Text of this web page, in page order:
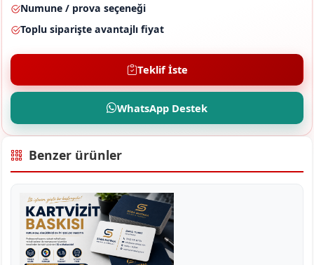
Numune / prova seçeneği
Toplu siparişte avantajlı fiyat
Teklif İste
WhatsApp Destek
Benzer ürünler